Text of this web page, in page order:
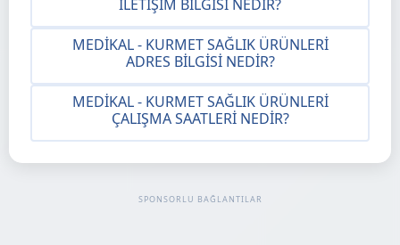
İLETIŞIM BILGISI NEDIR?
MEDIKAL - KURMET SAĞLIK ÜRÜNLERI
ADRES BILGISI NEDIR?
MEDIKAL - KURMET SAĞLIK ÜRÜNLERI
ÇALIŞMA SAATLERI NEDIR?
SPONSORLU BAĞLANTILAR